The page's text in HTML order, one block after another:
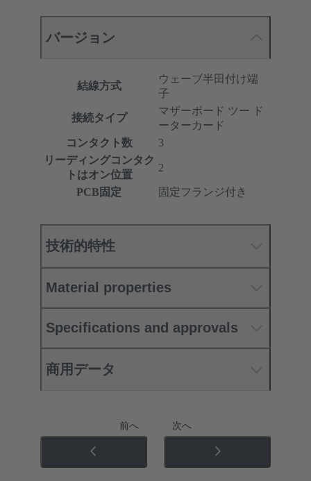
バージョン
結線方式
ウェーブ半田付け端
子
接続タイプ
マザーボード ツー ド
ーターカード
コンタクト数
3
リーディングコンタク
トはオン位置
2
PCB固定 固定フランジ付き
技術的特性
Material properties
Specifications and approvals
商用データ
前へ 次へ